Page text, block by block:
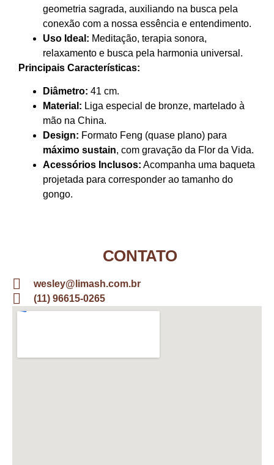
geometria sagrada, auxiliando na busca pela
conexão com a nossa essência e entendimento.
Uso Ideal: Meditação, terapia sonora,
relaxamento e busca pela harmonia universal.
Principais Características:
Diâmetro: 41 cm.
Material: Liga especial de bronze, martelado à
mão na China.
Design: Formato Feng (quase plano) para
máximo sustain, com gravação da Flor da Vida.
Acessórios Inclusos: Acompanha uma baqueta
projetada para corresponder ao tamanho do
gongo.
CONTATO
wesley@limash.com.br
(11) 96615-0265